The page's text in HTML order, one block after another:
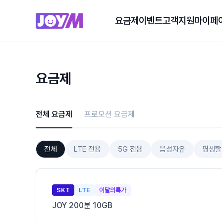
요금제 이벤트고객지원마이페
요금제
전체 요금제 프로모션 요금제
전체 LTE 전용 5G 전용 음성자유 평생
SKT LTE 이달의특가
JOY 200분 10GB